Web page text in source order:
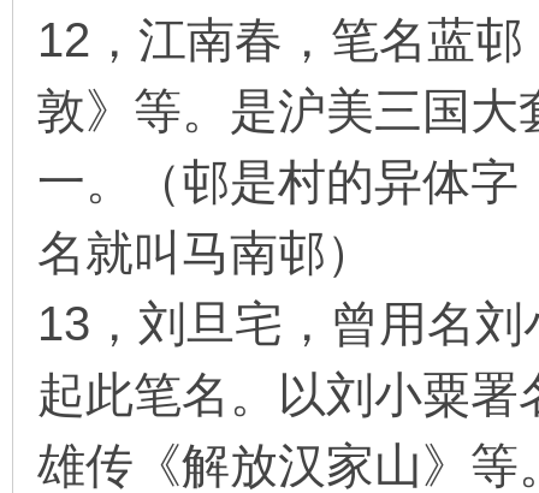
12，江南春，笔名蓝
敦》等。是沪美三国
一。（邨是村的异体
名就叫马南邨）
13，刘旦宅，曾用名
起此笔名。以刘小粟
雄传《解放汉家山》等